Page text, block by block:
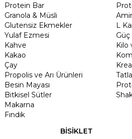
Protein Bar
Granola & Müsli
Glutensiz Ekmekler
Yulaf Ezmesi
Kahve
Kakao
Çay
Propolis ve Arı Ürünleri
Besin Mayası
Bitkisel Sütler
Makarna
Fındık
L
Kilo
BİSİKLET